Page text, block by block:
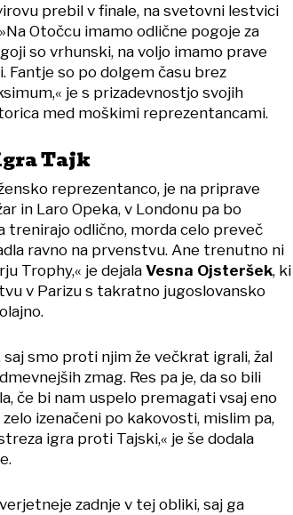
prebil v finale, na svetovni lestvici
Otočcu imamo odlične pogoje za
so vrhunski, na voljo imamo prave
Fantje so po dolgem času brez
je s prizadevnostjo svojih
med moškimi reprezentancami.
Tajk
reprezentanco, je na priprave
in Laro Opeka, v Londonu pa bo
trenirajo odlično, morda celo preveč
ravno na prvenstvu. Ane trenutno ni
Trophy,« je dejala Vesna Ojsteršek, ki
v Parizu s takratno jugoslovansko
smo proti njim že večkrat igrali, žal
zmag. Res pa je, da so bili
če bi nam uspelo premagati vsaj eno
izenačeni po kakovosti, mislim pa,
igra proti Tajski,« je še dodala
zadnje v tej obliki, saj ga